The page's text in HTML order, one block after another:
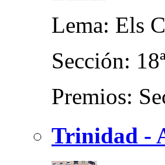
Lema: Els
Sección:
Premios:
Trinidad -